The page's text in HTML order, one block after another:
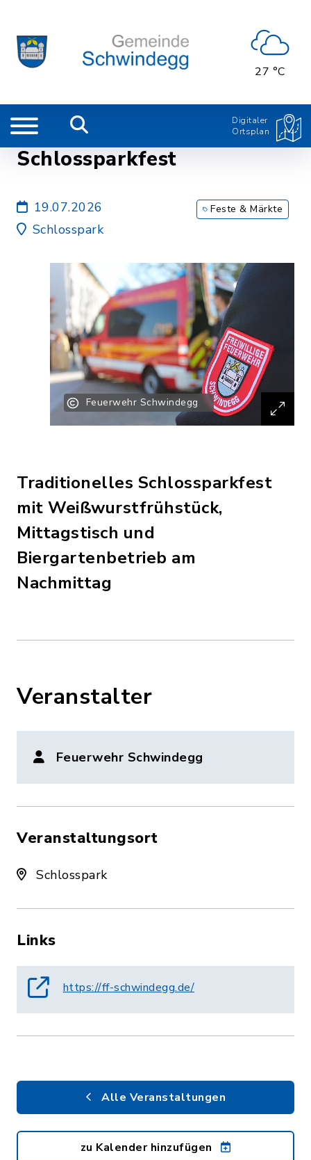
27 °C
Digitaler
Ortsplan
Schlossparkfest
19.07.2026
Schlosspark
Feste & Märkte
Feuerwehr Schwindegg
Traditionelles Schlossparkfest
mit Weißwurstfrühstück,
Mittagstisch und
Biergartenbetrieb am
Nachmittag
Veranstalter
Feuerwehr Schwindegg
Veranstaltungsort
Schlosspark
Links
https://ff-schwindegg.de/
Alle Veranstaltungen
zu Kalender hinzufügen